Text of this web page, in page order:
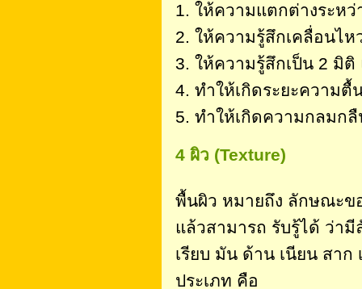
1. ให้ความแตกต่างระห
2. ให้ความรู้สึกเคลื่อนไห
3. ให้ความรู้สึกเป็น 2 มิติ
4. ทำให้เกิดระยะความตื้
5. ทำให้เกิดความกลมก
4 ผิว (Texture)
พื้นผิว หมายถึง ลักษณะข
แล้วสามารถ รับรู้ได้ ว่า
เรียบ มัน ด้าน เนียน สา
ประเภท คือ